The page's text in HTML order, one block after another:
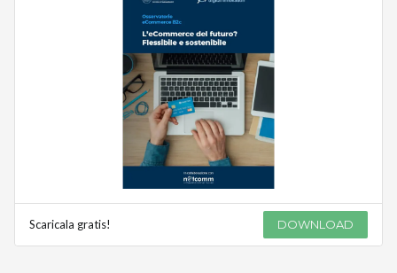
Scaricala gratis! DOWNLOAD